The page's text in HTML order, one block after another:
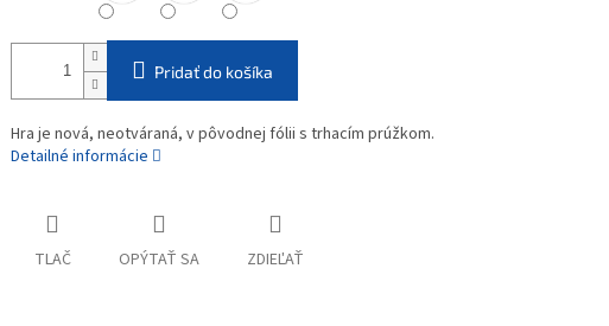
Pridať do košíka
Hra je nová, neotváraná, v pôvodnej fólii s trhacím prúžkom.
Detailné informácie
TLAČ OPÝTAŤ SA ZDIEĽAŤ